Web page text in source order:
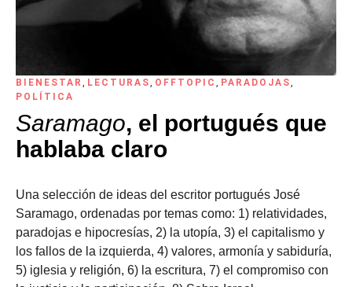
BIENESTAR , LECTURAS, OFFTOPIC , PARADOJAS,
POLÍTICA
Saramago, el portugués que
hablaba claro
Una selección de ideas del escritor portugués José
Saramago, ordenadas por temas como: 1) relatividades,
paradojas e hipocresías, 2) la utopía, 3) el capitalismo y
los fallos de la izquierda, 4) valores, armonía y sabiduría,
5) iglesia y religión, 6) la escritura, 7) el compromiso con